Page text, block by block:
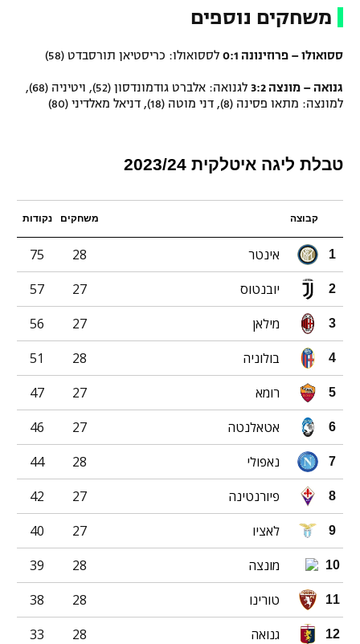
משחקים נוספים
ססואולו – פרוזינונה 0:1 לססואולו: כריסטיאן תורסבדט (58)
גנואה – מונצה 3:2
לגנואה: אלברט גודמונדסון (52), ויטיניה (68),
למונצה: מתאו פסינה (8), דני מוטה (18), דניאל מאלדיני (80)
טבלת ליגה איטלקית 2023/24
קבוצה משחקים נקודות
1 אינטר 28
75
2 יובנטוס 27
57
3 מילאן 27
56
4 בולוניה 28
51
5 רומא 27
47
6 אטאלנטה 27
46
7 נאפולי 28
44
8 פיורנטינה 27
42
9 לאציו 27
40
10 מונצה 28
39
11 טורינו 28
38
12 גנואה 28
33